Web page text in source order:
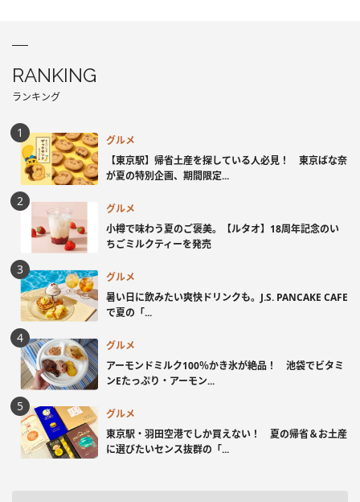
RANKING
ランキング
グルメ
【東京駅】帰省土産を探している人必見！ 東京ばな奈
が夏の特別企画、期間限定...
グルメ
小樽で味わう夏のご褒美。【ルタオ】18周年記念のい
ちごミルクティーを発売
グルメ
暑い日に飲みたい爽快ドリンクも。J.S. PANCAKE CAFE
で夏の「...
グルメ
アーモンドミルク100％かき氷が絶品！ 池袋でビタミ
ンEたっぷり・アーモン...
グルメ
東京駅・羽田空港でしか買えない！ 夏の帰省＆お土産
に選びたいセンス抜群の「...